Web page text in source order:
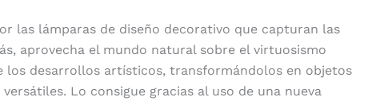
las lámparas de diseño decorativo que capturan las
aprovecha el mundo natural sobre el virtuosismo
los desarrollos artísticos, transformándolos en objetos
Lo consigue gracias al uso de una nueva